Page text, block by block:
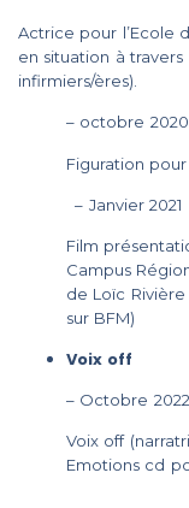
Actrice pour l’Ecole
en situation à
infirmiers/ères).
– octobre 2020
Figuration
– Janvier 2021
Film
Campus
de Loïc
sur BFM)
Voix off
– Octobre 2022
Voix off
Emotions cd